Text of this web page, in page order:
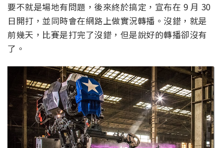
要不就是場地有問題，後來終於搞定，宣布在 9 月 30
日開打，並同時會在網路上做實況轉播。沒錯，就是
前幾天，比賽是打完了沒錯，但是說好的轉播卻沒有
了。